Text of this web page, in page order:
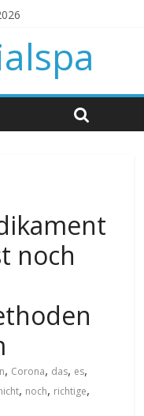
noch
, Corona, das, es,
, noch, richtige,